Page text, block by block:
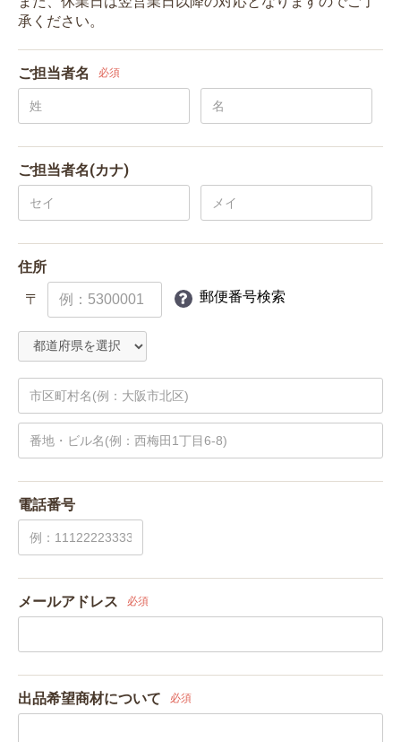
承ください。
ご担当者名 必須
ご担当者名(カナ)
住所
〒
郵便番号検索
電話番号
メールアドレス 必須
出品希望商材について 必須